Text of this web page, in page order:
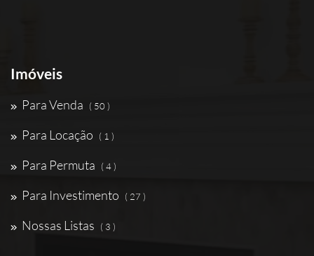
Imóveis
Para Venda ( 50 )
Para Locação ( 1 )
Para Permuta ( 4 )
Para Investimento ( 27 )
Nossas Listas ( 3 )